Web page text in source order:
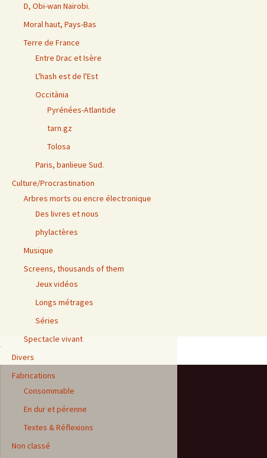
.
D, Obi-wan Nairobi.
Moral haut, Pays-Bas
Terre de France
Entre Drac et Isère
L'hash est de l'Est
Occitània
Pyrénées-Atlantide
tarn.gz
Tolosa
Paris, banlieue Sud.
Culture/Procrastination
Arbres morts ou encre électronique
Des livres et nous
phylactères
Musique
Screens, thousands of them
Jeux vidéos
Longs métrages
Séries
Spectacle vivant
Divers
Fabrications
Consommable
En dur et pérenne
Textes & Réflexions
Non classé